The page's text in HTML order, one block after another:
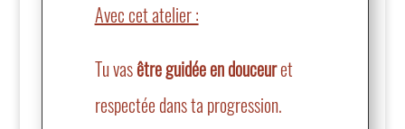
Avec cet atelier :
Tu vasêtre guidée en douceuret
respectée dans ta progression.